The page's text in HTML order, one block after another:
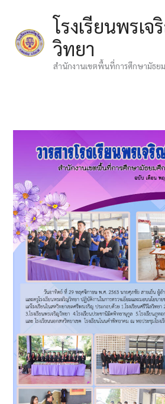
content
โรงเรียนพรเจ
วิทยา
สำนักงานเขตพื้นที่การศึกษามัธ